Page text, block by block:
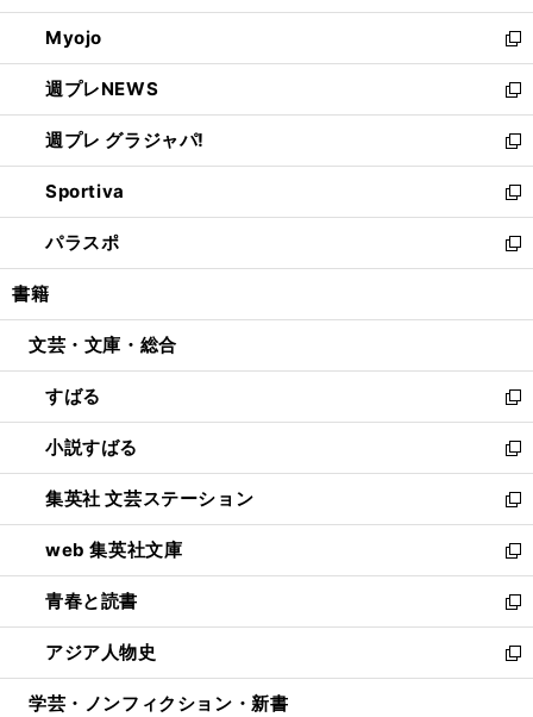
開
く
ウ
で
開
く
ン
ド
ウ
で
開
く
ウ
ィ
ン
ド
ウ
で
開
く
Myojo
新
し
い
ウ
ィ
ン
ド
ウ
で
開
週プレNEWS
新
し
い
ウ
ィ
ン
ド
ウ
開
週プレ グラジャパ!
新
し
い
ウ
ィ
ン
ウ
開
く
Sportiva
新
し
い
ウ
ン
ウ
で
開
く
パラスポ
新
し
ウ
ン
ド
ウ
で
開
く
書籍
文芸・文庫・総合
すばる
新
し
い
ウ
ィ
ン
ド
ウ
で
開
く
小説すばる
新
し
い
ウ
ィ
ン
ド
ウ
で
開
集英社 文芸ステーション
新
し
い
ウ
ィ
ン
ド
ウ
web 集英社文庫
新
し
い
ウ
ィ
ン
青春と読書
新
し
い
ウ
アジア人物史
新
し
学芸・ノンフィクション・新書